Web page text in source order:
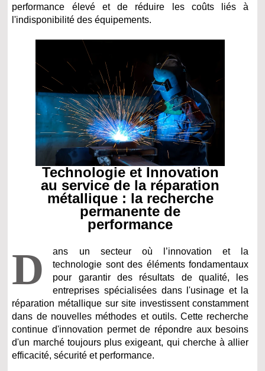
performance élevé et de réduire les coûts liés à
l'indisponibilité des équipements.
Technologie et Innovation
au service de la réparation
métallique : la recherche
permanente de
performance
D
ans un secteur où l’innovation et la
technologie sont des éléments fondamentaux
pour garantir des résultats de qualité, les
entreprises spécialisées dans l'usinage et la
réparation métallique sur site investissent constamment
dans de nouvelles méthodes et outils. Cette recherche
continue d'innovation permet de répondre aux besoins
d'un marché toujours plus exigeant, qui cherche à allier
efficacité, sécurité et performance.